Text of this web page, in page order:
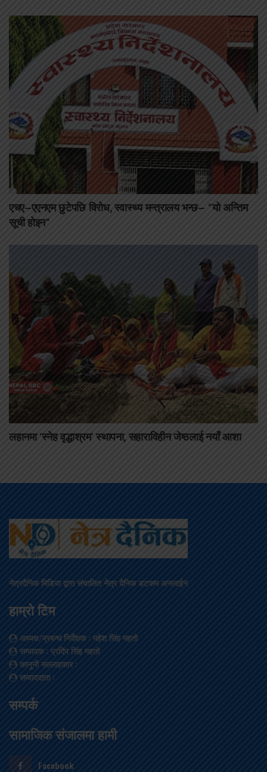
एचए–एएनएम छुटेपछि विरोध, स्वास्थ्य मन्त्रालय भन्छ– “यो अन्तिम
सूची होइन”
लहानमा ‘स्नेह वृद्धाश्रम’ स्थापना, सहाराविहीन जेष्ठलाई नयाँ आशा
नेत्रदैनिक मिडिया द्वारा संचालित नेत्र दैनिक डटकम अनलाईन
हाम्रो टिम
अध्यक्ष/प्रबन्ध निर्देशक: महेश सिंह महतो
सम्पादक: प्रदिप सिंह महतो
कानूनी सल्लाहकार:
सम्वाददाता:
सम्पर्क
सामाजिक संजालमा हामी
Facebook